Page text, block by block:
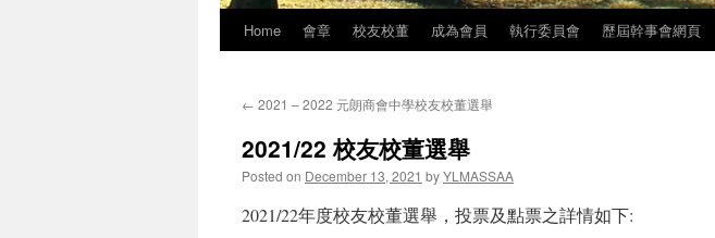
Skip
content
Home 會章 校友校董 成為會員 執行委員會 歷屆幹事會網頁
← 2021 – 2022 元朗商會中學校友校董選舉
2021/22 校友校董選舉
Posted on December 13, 2021 byYLMASSAA
2021/22年度校友校董選舉，投票及點票之詳情如下: